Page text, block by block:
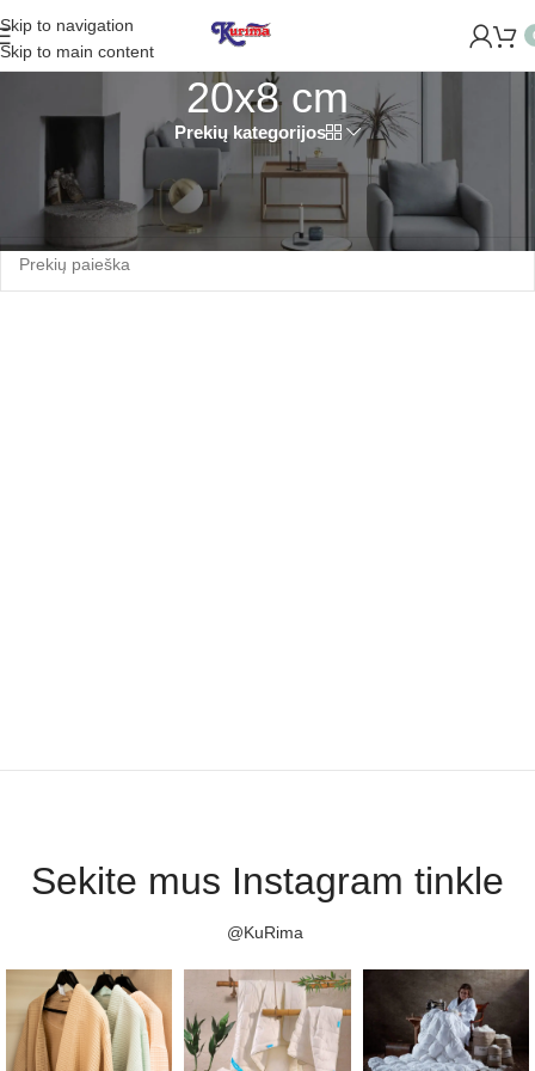
Skip to navigation
Skip to main content
NAUJĄ PARDUOTUVĘ ŽVĖRYNE (SĖLIŲ G. 29
20x8 cm
Prekių kategorijos
Produkto Dydis 20x8 cm
Produktų nerasta.
Sekite mus Instagram tinkle
@KuRima